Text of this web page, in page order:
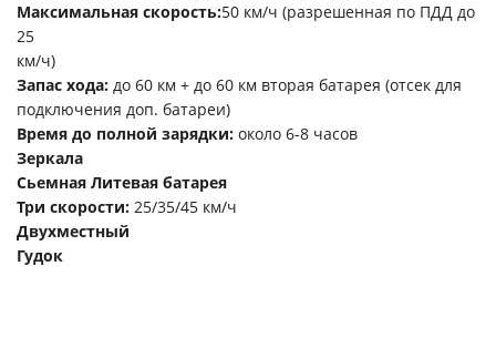
Максимальная скорость:50 км/ч (разрешенная по ПДД до
25
км/ч)
Запас хода: до 60 км + до 60 км вторая батарея (отсек для
подключения доп. батареи)
Время до полной зарядки: около 6-8 часов
Зеркала
Сьемная Литевая батарея
Три скорости: 25/35/45 км/ч
Двухместный
Гудок